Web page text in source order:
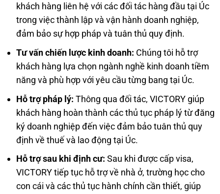
khách hàng liên hệ với các đối tác hàng đầu tại Úc
trong việc thành lập và vận hành doanh nghiệp,
đảm bảo sự hợp pháp và tuân thủ quy định.
Tư vấn chiến lược kinh doanh: Chúng tôi hỗ trợ
khách hàng lựa chọn ngành nghề kinh doanh tiềm
năng và phù hợp với yêu cầu từng bang tại Úc.
Hỗ trợ pháp lý: Thông qua đối tác, VICTORY giúp
khách hàng hoàn thành các thủ tục pháp lý từ đăng
ký doanh nghiệp đến việc đảm bảo tuân thủ quy
định về thuế và lao động tại Úc.
Hỗ trợ sau khi định cư: Sau khi được cấp visa,
VICTORY tiếp tục hỗ trợ về nhà ở, trường học cho
con cái và các thủ tục hành chính cần thiết, giúp